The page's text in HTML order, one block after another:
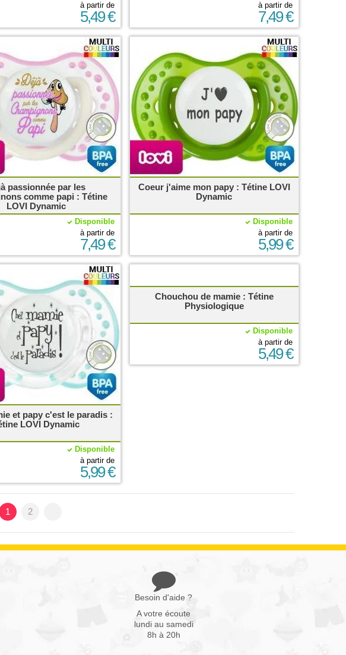
à partir de
5,49 €
à partir de
7,49 €
passionnée par les
comme papi : Tétine
LOVI Dynamic
Disponible
à partir de
7,49 €
Coeur j'aime mon papy : Tétine LOVI
Dynamic
Disponible
à partir de
5,99 €
et papy c'est le paradis :
LOVI Dynamic
Disponible
à partir de
5,99 €
Chouchou de mamie : Tétine
Physiologique
Disponible
à partir de
5,49 €
1 2
Besoin d'aide ?
A votre écoute
lundi au samedi
8h à 20h